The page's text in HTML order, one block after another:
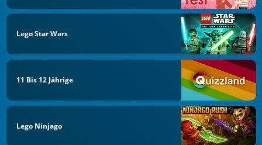
Lego Star Wars
11 Bis 12 Jährige
Lego Ninjago